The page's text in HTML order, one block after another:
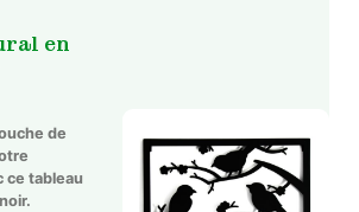
en
de
ce tableau